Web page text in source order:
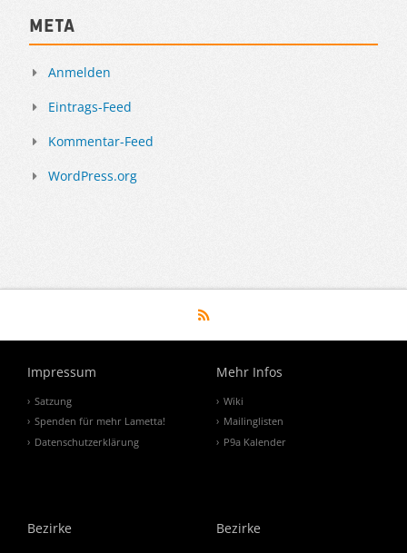
Meta
Anmelden
Eintrags-Feed
Kommentar-Feed
WordPress.org
Impressum
Satzung
Spenden für mehr Lametta!
Datenschutzerklärung
Mehr Infos
Wiki
Mailinglisten
P9a Kalender
Bezirke Bezirke